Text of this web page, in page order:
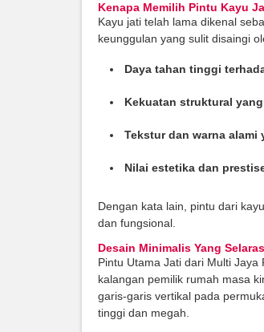
Kenapa Memilih Pintu Kayu
Kayu jati telah lama dikenal
keunggulan yang sulit disaingi
Daya tahan tinggi
Kekuatan struktural
Tekstur dan warna alami
Nilai estetika dan
Dengan kata lain, pintu dari
dan fungsional.
Desain Minimalis Yang
Pintu Utama Jati dari Multi
kalangan pemilik rumah masa
garis-garis vertikal pada
tinggi dan megah.